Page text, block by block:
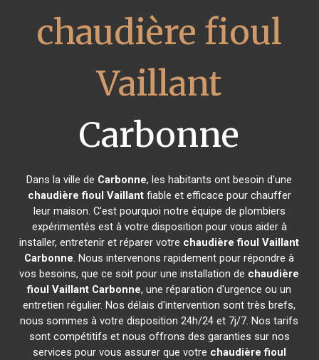
chaudière fioul
Vaillant
Carbonne
Dans la ville de Carbonne, les habitants ont besoin d'une
chaudière fioul Vaillantfiable et efficace pour chauffer
leur maison. C'est pourquoi notre équipe de plombiers
expérimentés est à votre disposition pour vous aider à
installer, entretenir et réparer votre chaudière fioul Vaillant
Carbonne. Nous intervenons rapidement pour répondre à
vos besoins, que ce soit pour une installation de chaudière
fioul Vaillant Carbonne, une réparation d'urgence ou un
entretien régulier. Nos délais d'intervention sont très brefs,
nous sommes à votre disposition 24h/24 et 7j/7. Nos tarifs
sont compétitifs et nous offrons des garanties sur nos
services pour vous assurer que votre chaudière fioul